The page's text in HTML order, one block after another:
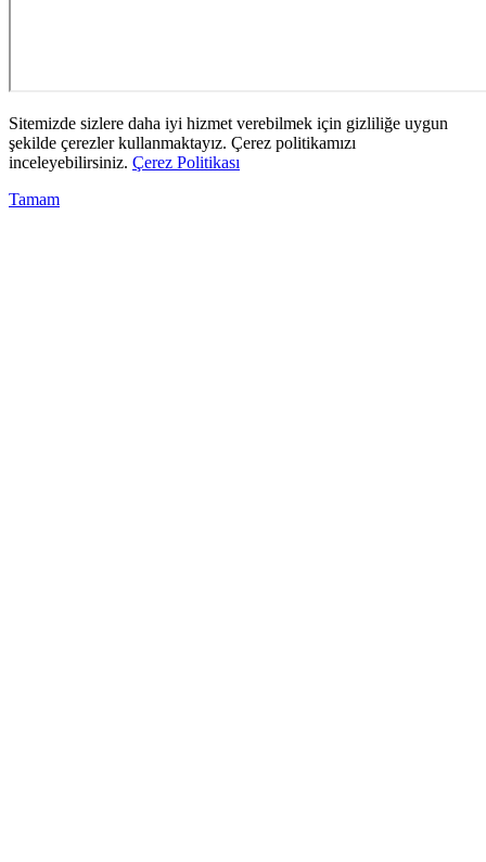
Sitemizde sizlere daha iyi hizmet verebilmek için gizliliğe uygun
şekilde çerezler kullanmaktayız. Çerez politikamızı
inceleyebilirsiniz. Çerez Politikası
Tamam